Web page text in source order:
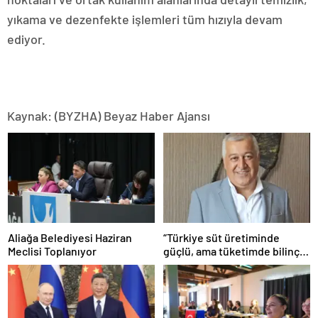
yıkama ve dezenfekte işlemleri tüm hızıyla devam
ediyor.
Kaynak: (BYZHA) Beyaz Haber Ajansı
Aliağa Belediyesi Haziran
Meclisi Toplanıyor
“Türkiye süt üretiminde
güçlü, ama tüketimde bilinç
şart”